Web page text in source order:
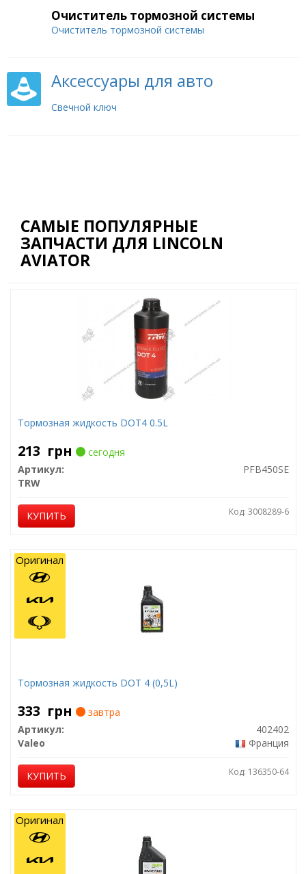
Очиститель тормозной системы
Очиститель тормозной системы
Аксессуары для авто
Свечной ключ
САМЫЕ ПОПУЛЯРНЫЕ
ЗАПЧАСТИ ДЛЯ LINCOLN
AVIATOR
Тормозная жидкость DOT4 0.5L
213 грн
сегодня
Артикул:
PFB450SE
TRW
КУПИТЬ Код: 3008289-6
Тормозная жидкость DOT 4 (0,5L)
333 грн
завтра
Артикул:
402402
Valeo
Франция
КУПИТЬ Код: 136350-64
Оригинал
Оригинал